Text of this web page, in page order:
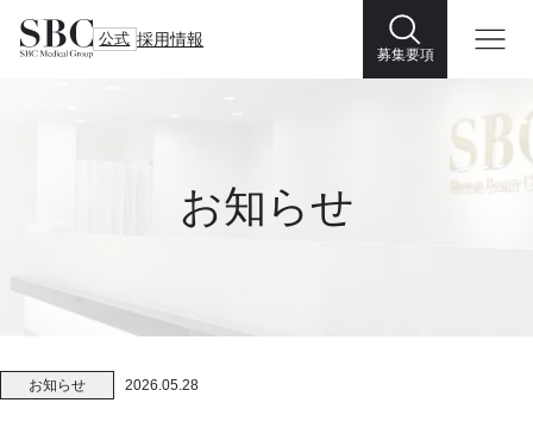
公式 採用情報
募集要項
お知らせ
お知らせ 2026.05.28